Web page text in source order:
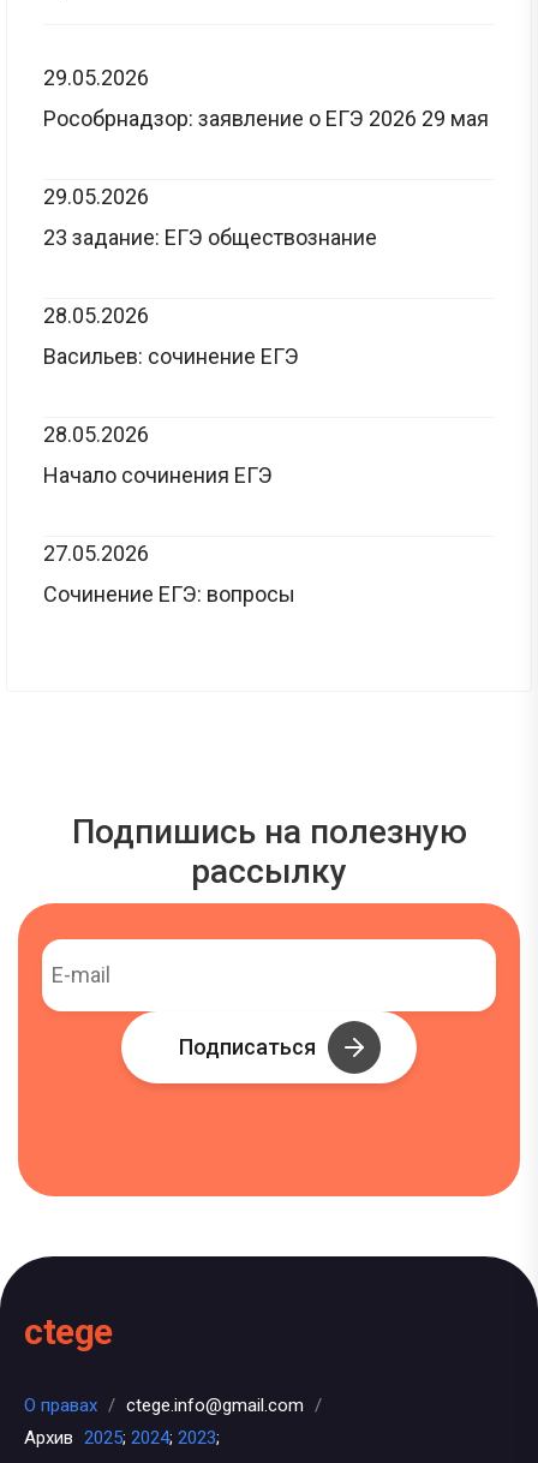
29.05.2026
Рособрнадзор: заявление о ЕГЭ 2026 29 мая
29.05.2026
23 задание: ЕГЭ обществознание
28.05.2026
Васильев: сочинение ЕГЭ
28.05.2026
Начало сочинения ЕГЭ
27.05.2026
Сочинение ЕГЭ: вопросы
Подпишись на полезную
рассылку
Подписаться
ctege
О правах / ctege.info@gmail.com /
Архив 2025; 2024; 2023;